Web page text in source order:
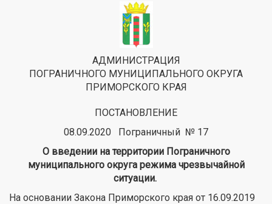
АДМИНИСТРАЦИЯ
ПОГРАНИЧНОГО МУНИЦИПАЛЬНОГО ОКРУГА
ПРИМОРСКОГО КРАЯ
ПОСТАНОВЛЕНИЕ
08.09.2020 Пограничный № 17
О введении на территории Пограничного
муниципального округа режима чрезвычайной
ситуации.
На основании Закона Приморского края от 16.09.2019